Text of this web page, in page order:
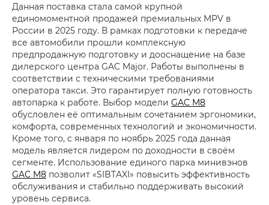
Данная поставка стала самой крупной
единомоментной продажей премиальных MPV в
России в 2025 году. В рамках подготовки к передаче
все автомобили прошли комплексную
предпродажную подготовку и дооснащение на базе
дилерского центра GAC Major. Работы выполнены в
соответствии с техническими требованиями
оператора такси. Это гарантирует полную готовность
автопарка к работе. Выбор модели GAC M8
обусловлен её оптимальным сочетанием эргономики,
комфорта, современных технологий и экономичности.
Кроме того, с января по ноябрь 2025 года данная
модель является лидером по доходности в своём
сегменте. Использование единого парка минивэнов
GAC M8 позволит «SIBTAXI» повысить эффективность
обслуживания и стабильно поддерживать высокий
уровень сервиса.